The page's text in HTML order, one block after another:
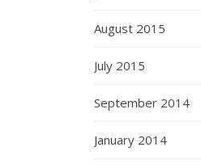
August 2015
July 2015
September 2014
January 2014